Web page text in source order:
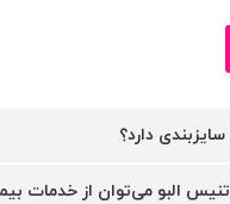
دارد؟
البو می‌توان از خدمات